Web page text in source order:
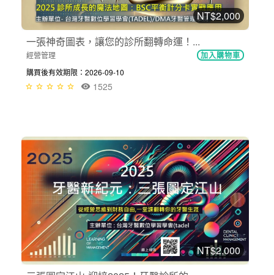
NT$2,000
一張神奇圖表，讓您的診所翻轉命運！...
經營管理 加入購物車
購買後有效期限：2026-09-10
1525
NT$2,000